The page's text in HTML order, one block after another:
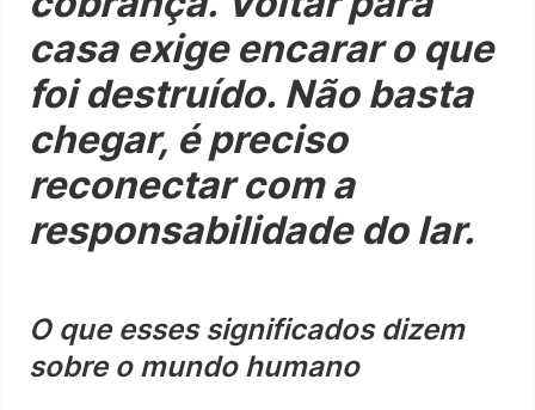
casa exige encarar o que
foi destruído. Não basta
chegar, é preciso
reconectar com a
responsabilidade do lar.
O que esses significados dizem
sobre o mundo humano